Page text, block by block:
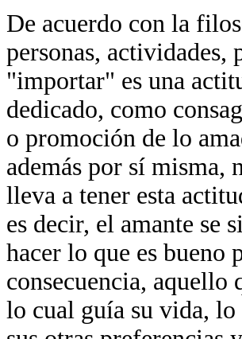
De acuerdo con la
personas, actividades,
"importar" es una
dedicado, como
o promoción de lo
además por sí misma,
lleva a tener esta
es decir, el amante se
hacer lo que es
consecuencia, aquello
lo cual guía su vida, lo